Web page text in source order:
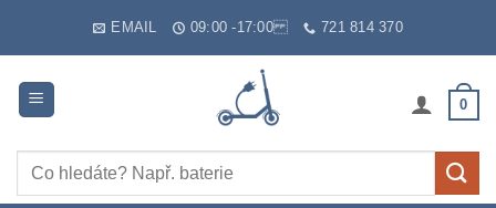
EMAIL 09:00 -17:00 721 814 370
0
Hledat: